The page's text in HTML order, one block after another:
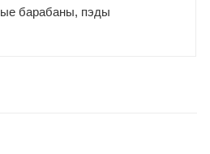
барабаны, пэды